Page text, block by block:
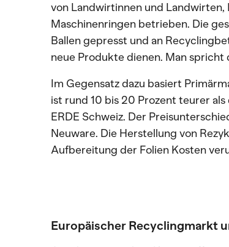
von Landwirtinnen und
Maschinenringen betrieben. Die
Ballen gepresst und an
neue Produkte dienen. Man
Im Gegensatz dazu basiert
ist rund 10 bis 20 Prozent teurer
ERDE Schweiz. Der
Neuware. Die Herstellung von
Aufbereitung der Folien Kosten
Europäischer Recyclingmarkt